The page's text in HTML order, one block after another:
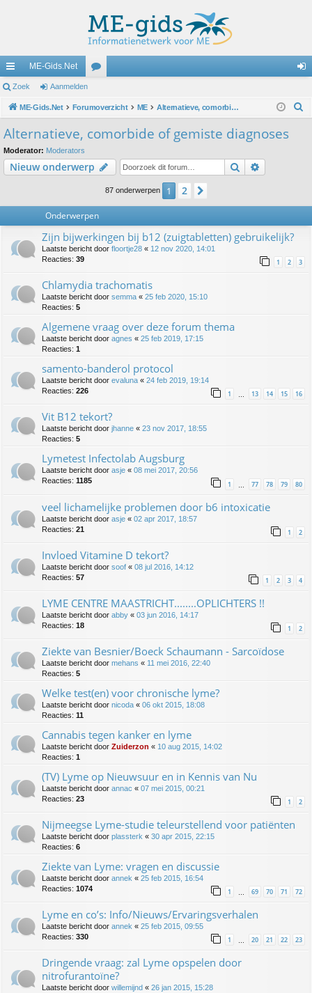
ne
lle
lin
ks
ME-Gids.Net
u m
Zoek Aanmelden
ME-Gids.Net Forumoverzicht ME Alternatieve, comorbide of gemiste diagnoses
Alternatieve, comorbide of gemiste diagnoses
Moderator: Moderators
Nieuw onderwerp Zoek
87 onderwerpen 1 2
Onderwerpen
Zijn bijwerkingen bij b12 (zuigtabletten) gebruikelijk?
Laatste bericht door floortje28 « 12 nov 2020, 14:01
Reacties: 39 1 2 3
Chlamydia trachomatis
Laatste bericht door semma « 25 feb 2020, 15:10
Reacties: 5
Algemene vraag over deze forum thema
Laatste bericht door agnes « 25 feb 2019, 17:15
Reacties: 1
samento-banderol protocol
Laatste bericht door evaluna « 24 feb 2019, 19:14
Reacties: 226 1 … 13 14 15 16
Vit B12 tekort?
Laatste bericht door jhanne « 23 nov 2017, 18:55
Reacties: 5
Lymetest Infectolab Augsburg
Laatste bericht door asje « 08 mei 2017, 20:56
Reacties: 1185 1 77 78 79 80
veel lichamelijke problemen door b6 intoxicatie
Laatste bericht door asje « 02 apr 2017, 18:57
Reacties: 21 1 2
Invloed Vitamine D tekort?
Laatste bericht door soof « 08 jul 2016, 14:12
Reacties: 57 1 2 3 4
LYME CENTRE MAASTRICHT........OPLICHTERS !!
Laatste bericht door abby « 03 jun 2016, 14:17
Reacties: 18 1 2
Ziekte van Besnier/Boeck Schaumann - Sarcoïdose
Laatste bericht door mehans « 11 mei 2016, 22:40
Reacties: 5
Welke test(en) voor chronische lyme?
Laatste bericht door nicoda « 06 okt 2015, 18:08
Reacties: 11
Cannabis tegen kanker en lyme
Laatste bericht door Zuiderzon « 10 aug 2015, 14:02
Reacties: 1
(TV) Lyme op Nieuwsuur en in Kennis van Nu
Laatste bericht door annac « 07 mei 2015, 00:21
Reacties: 23 1 2
Nijmeegse Lyme-studie teleurstellend voor patiënten
Laatste bericht door plassterk « 30 apr 2015, 22:15
Reacties: 6
Ziekte van Lyme: vragen en discussie
Laatste bericht door annek « 25 feb 2015, 16:54
Reacties: 1074 1 … 69 70 71 72
Lyme en co’s: Info/Nieuws/Ervaringsverhalen
Laatste bericht door annek « 25 feb 2015, 09:55
Reacties: 330 1 … 20 21 22 23
Dringende vraag: zal Lyme opspelen door
nitrofurantoïne?
Laatste bericht door willemijnd « 26 jan 2015, 15:28